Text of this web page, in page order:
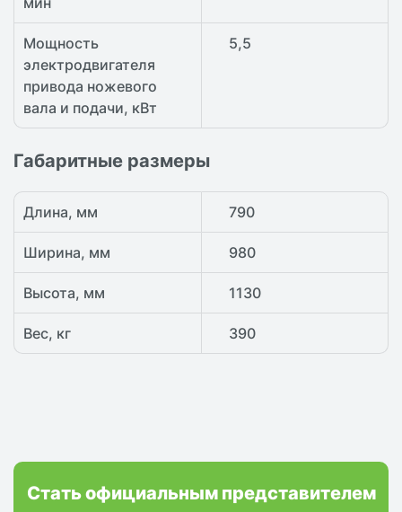
Мощность
электродвигателя
привода ножевого
вала и подачи, кВт
5,5
Габаритные размеры
Длина, мм 790
Ширина, мм 980
Высота, мм 1130
Вес, кг 390
Стать официальным представителем